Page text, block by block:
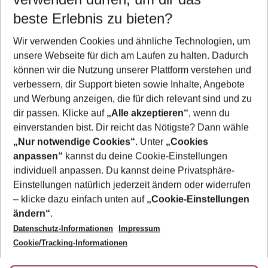
5-8 Nächte
2 Erwachsene Keine Kinder
Mehr Filter anzeigen
Footer
Footer navigation
Über uns
AGB
Bestpreisgarantie
Cookie-Einstellungen ändern
Cookie-Richtlinie
Agenturbetreuung
Barrierefreies Reisen
Folge uns
beste Erlebnis zu bieten?
Wir verwenden Cookies und ähnliche Technologien, um
unsere Webseite für dich am Laufen zu halten. Dadurch
können wir die Nutzung unserer Plattform verstehen und
verbessern, dir Support bieten sowie Inhalte, Angebote
und Werbung anzeigen, die für dich relevant sind und zu
dir passen. Klicke auf „Alle akzeptieren“, wenn du
einverstanden bist. Dir reicht das Nötigste? Dann wähle
„Nur notwendige Cookies“. Unter „Cookies
anpassen“ kannst du deine Cookie-Einstellungen
individuell anpassen. Du kannst deine Privatsphäre-
Einstellungen natürlich jederzeit ändern oder widerrufen
– klicke dazu einfach unten auf „Cookie-Einstellungen
ändern“.
Datenschutz-Informationen
Impressum
Cookie/Tracking-Informationen